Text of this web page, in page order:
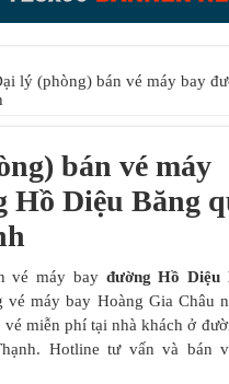
lý (phòng) bán vé máy bay
bán vé máy
Hồ Diệu Băng
vé máy bay đường Hồ Diệu
vé máy bay Hoàng Gia Châu
vé miễn phí tại nhà khách ở
Hotline tư vấn và bán